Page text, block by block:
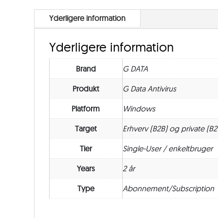
Yderligere information
Yderligere information
Brand G DATA
Produkt G Data Antivirus
Platform Windows
Target Erhverv (B2B) og private
Tier Single-User / enkeltbruger
Years 2 år
Type Abonnement/Subscription